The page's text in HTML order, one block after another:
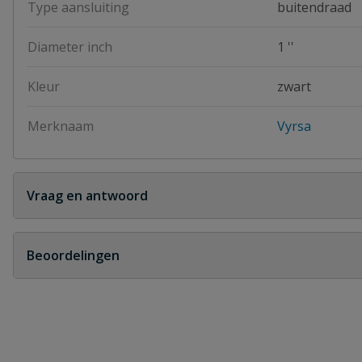
Type aansluiting buitendraad
Diameter inch 1 ''
Kleur zwart
Merknaam Vyrsa
Vraag en antwoord
Geen vragen
Beoordelingen